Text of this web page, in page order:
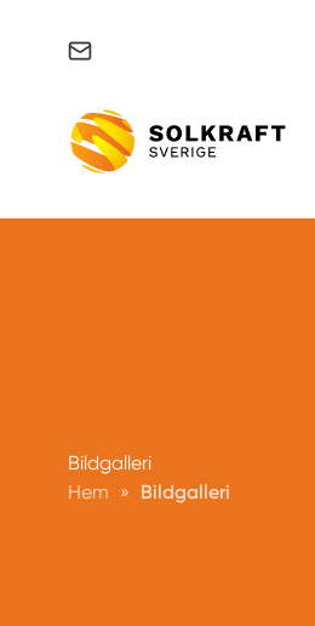
Bildgalleri
Hem » Bildgalleri